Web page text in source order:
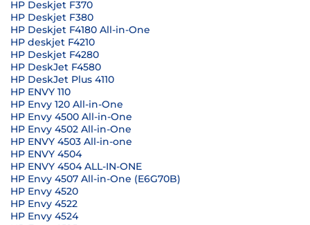
HP Deskjet F370
HP Deskjet F380
HP Deskjet F4180 All-in-One
HP deskjet F4210
HP Deskjet F4280
HP DeskJet F4580
HP DeskJet Plus 4110
HP ENVY 110
HP Envy 120 All-in-One
HP Envy 4500 All-in-One
HP Envy 4502 All-in-One
HP ENVY 4503 All-in-one
HP ENVY 4504
HP ENVY 4504 ALL-IN-ONE
HP Envy 4507 All-in-One (E6G70B)
HP Envy 4520
HP Envy 4522
HP Envy 4524